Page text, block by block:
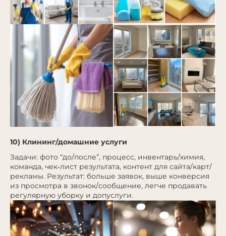
10) Клининг/домашние услуги
Задачи: фото “до/после”, процесс, инвентарь/химия,
команда, чек‑лист результата, контент для сайта/карт/
рекламы. Результат: больше заявок, выше конверсия
из просмотра в звонок/сообщение, легче продавать
регулярную уборку и допуслуги.